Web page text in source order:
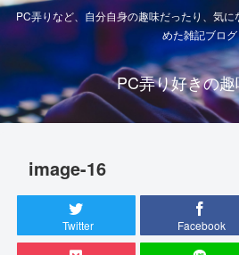
PC弄りなど、自分自身の趣味だったり、気
めた雑記ブログ
PC弄り好きの
image-16
Twitter Facebook